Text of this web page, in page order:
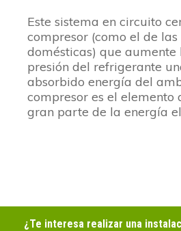
Este sistema en circuito
compresor (como el de las
domésticas) que
presión del refrigerante
absorbido energía del
compresor es el elemento
gran parte de la energía
¿Te interesa realizar una